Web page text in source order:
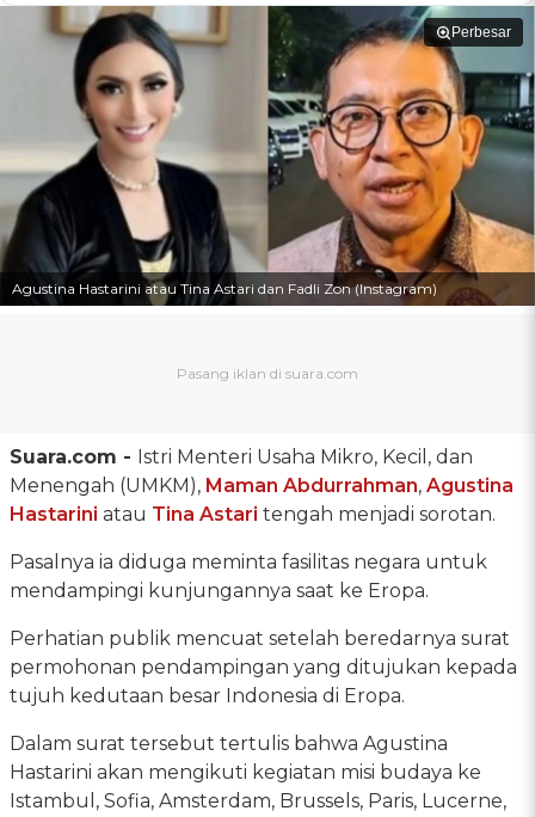
Perbesar
Agustina Hastarini atau Tina Astari dan Fadli Zon (Instagram)
Suara.com - Istri Menteri Usaha Mikro, Kecil, dan
Menengah (UMKM), Maman Abdurrahman, Agustina
Hastarini atau Tina Astari tengah menjadi sorotan.
Pasalnya ia diduga meminta fasilitas negara untuk
mendampingi kunjungannya saat ke Eropa.
Perhatian publik mencuat setelah beredarnya surat
permohonan pendampingan yang ditujukan kepada
tujuh kedutaan besar Indonesia di Eropa.
Dalam surat tersebut tertulis bahwa Agustina
Hastarini akan mengikuti kegiatan misi budaya ke
Istambul, Sofia, Amsterdam, Brussels, Paris, Lucerne,